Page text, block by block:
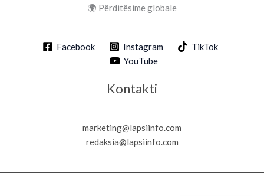
🌍 Përditësime globale
Facebook Instagram
TikTok
YouTube
Kontakti
marketing@lapsiinfo.com
redaksia@lapsiinfo.com